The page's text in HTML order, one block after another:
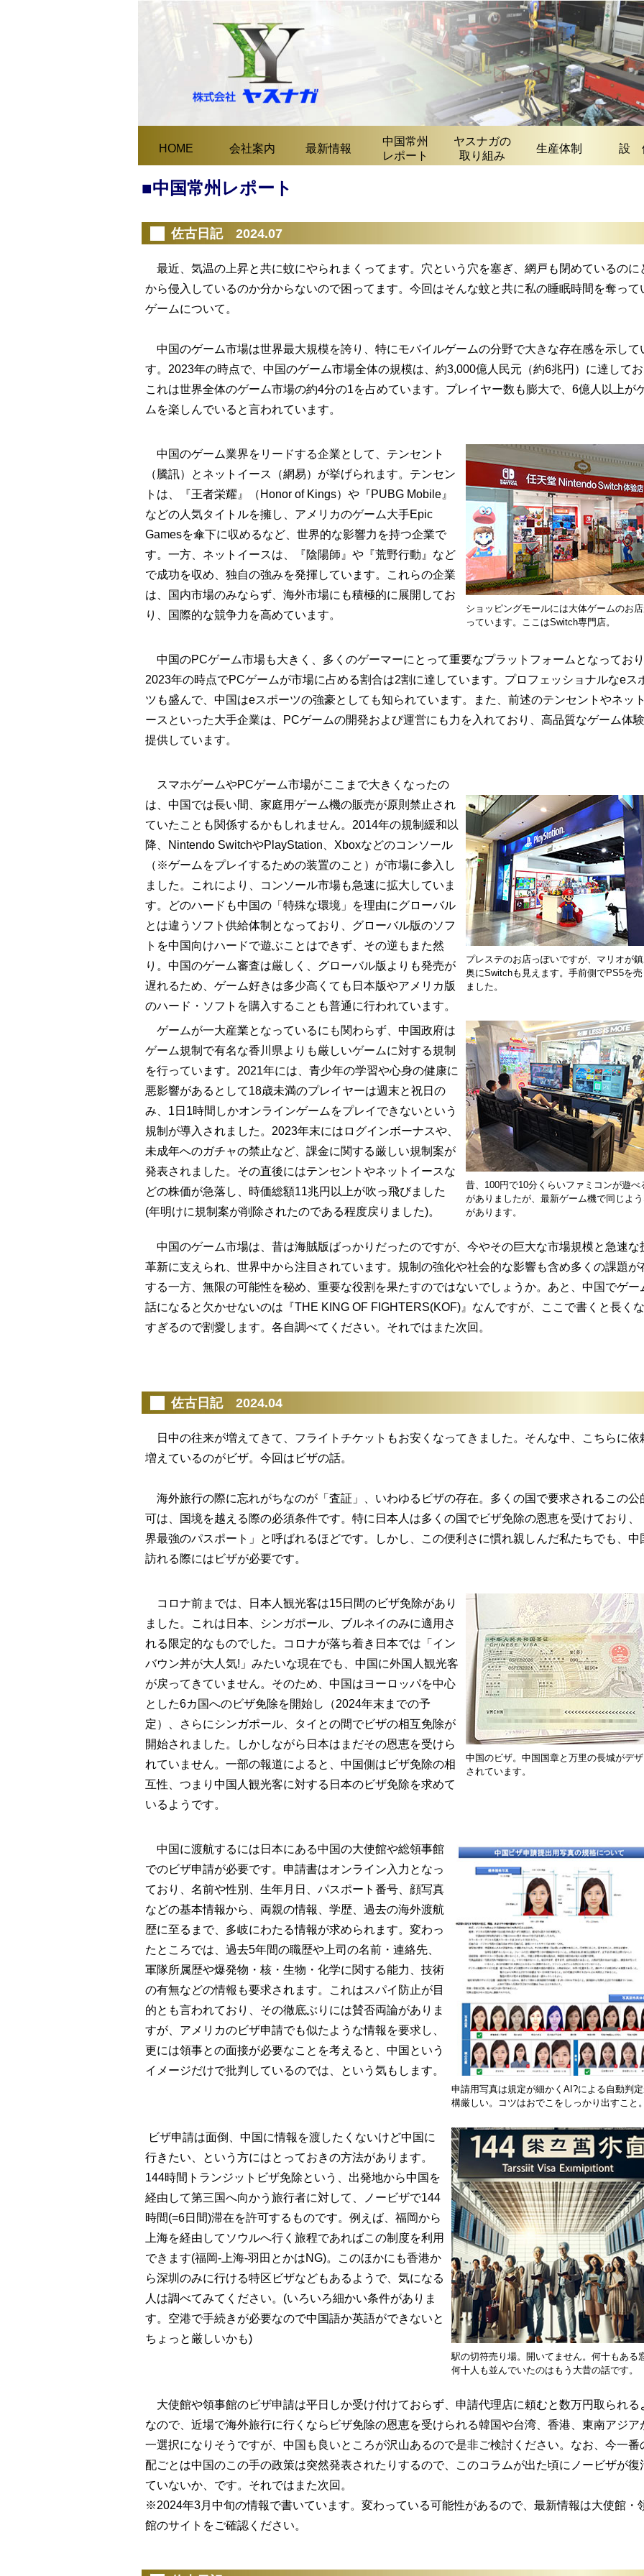
HOME 会社案内 最新情報
中国常州
レポート
ヤスナガの
取り組み
生産体制 設
■中国常州レポート
佐古日記 2024.07
最近、気温の上昇と共に蚊にやられまくってます。穴という穴を塞ぎ、網戸も閉めているのに
から侵入しているのか分からないので困ってます。今回はそんな蚊と共に私の睡眠時間を奪って
ゲームについて。
中国のゲーム市場は世界最大規模を誇り、特にモバイルゲームの分野で大きな存在感を示して
す。2023年の時点で、中国のゲーム市場全体の規模は、約3,000億人民元（約6兆円）に達して
これは世界全体のゲーム市場の約4分の1を占めています。プレイヤー数も膨大で、6億人以上が
ムを楽しんでいると言われています。
中国のゲーム業界をリードする企業として、テンセント
（騰訊）とネットイース（網易）が挙げられます。テンセン
トは、『王者栄耀』（Honor of Kings）や『PUBG Mobile』
などの人気タイトルを擁し、アメリカのゲーム大手Epic
Gamesを傘下に収めるなど、世界的な影響力を持つ企業で
す。一方、ネットイースは、『陰陽師』や『荒野行動』など
で成功を収め、独自の強みを発揮しています。これらの企業
は、国内市場のみならず、海外市場にも積極的に展開してお
り、国際的な競争力を高めています。
ショッピングモールには大体ゲームのお
っています。ここはSwitch専門店。
中国のPCゲーム市場も大きく、多くのゲーマーにとって重要なプラットフォームとなってお
2023年の時点でPCゲームが市場に占める割合は2割に達しています。プロフェッショナルなeス
ツも盛んで、中国はeスポーツの強豪としても知られています。また、前述のテンセントやネッ
ースといった大手企業は、PCゲームの開発および運営にも力を入れており、高品質なゲーム体
提供しています。
スマホゲームやPCゲーム市場がここまで大きくなったの
は、中国では長い間、家庭用ゲーム機の販売が原則禁止され
ていたことも関係するかもしれません。2014年の規制緩和以
降、Nintendo SwitchやPlayStation、Xboxなどのコンソール
（※ゲームをプレイするための装置のこと）が市場に参入し
ました。これにより、コンソール市場も急速に拡大していま
す。どのハードも中国の「特殊な環境」を理由にグローバル
とは違うソフト供給体制となっており、グローバル版のソフ
トを中国向けハードで遊ぶことはできず、その逆もまた然
り。中国のゲーム審査は厳しく、グローバル版よりも発売が
遅れるため、ゲーム好きは多少高くても日本版やアメリカ版
のハード・ソフトを購入することも普通に行われています。
プレステのお店っぽいですが、マリオが
奥にSwitchも見えます。手前側でPS5を
ました。
ゲームが一大産業となっているにも関わらず、中国政府は
ゲーム規制で有名な香川県よりも厳しいゲームに対する規制
を行っています。2021年には、青少年の学習や心身の健康に
悪影響があるとして18歳未満のプレイヤーは週末と祝日の
み、1日1時間しかオンラインゲームをプレイできないという
規制が導入されました。2023年末にはログインボーナスや、
未成年へのガチャの禁止など、課金に関する厳しい規制案が
発表されました。その直後にはテンセントやネットイースな
どの株価が急落し、時価総額11兆円以上が吹っ飛びました
(年明けに規制案が削除されたのである程度戻りました)。
昔、100円で10分くらいファミコンが遊べ
がありましたが、最新ゲーム機で同じよ
があります。
中国のゲーム市場は、昔は海賊版ばっかりだったのですが、今やその巨大な市場規模と急速な
革新に支えられ、世界中から注目されています。規制の強化や社会的な影響も含め多くの課題が
する一方、無限の可能性を秘め、重要な役割を果たすのではないでしょうか。あと、中国でゲー
話になると欠かせないのは『THE KING OF FIGHTERS(KOF)』なんですが、ここで書くと長く
すぎるので割愛します。各自調べてください。それではまた次回。
佐古日記 2024.04
日中の往来が増えてきて、フライトチケットもお安くなってきました。そんな中、こちらに依
増えているのがビザ。今回はビザの話。
海外旅行の際に忘れがちなのが「査証」、いわゆるビザの存在。多くの国で要求されるこの公
可は、国境を越える際の必須条件です。特に日本人は多くの国でビザ免除の恩恵を受けており、
界最強のパスポート」と呼ばれるほどです。しかし、この便利さに慣れ親しんだ私たちでも、中
訪れる際にはビザが必要です。
コロナ前までは、日本人観光客は15日間のビザ免除があり
ました。これは日本、シンガポール、ブルネイのみに適用さ
れる限定的なものでした。コロナが落ち着き日本では「イン
バウン丼が大人気!」みたいな現在でも、中国に外国人観光客
が戻ってきていません。そのため、中国はヨーロッパを中心
とした6カ国へのビザ免除を開始し（2024年末までの予
定）、さらにシンガポール、タイとの間でビザの相互免除が
開始されました。しかしながら日本はまだその恩恵を受けら
れていません。一部の報道によると、中国側はビザ免除の相
互性、つまり中国人観光客に対する日本のビザ免除を求めて
いるようです。
中国のビザ。中国国章と万里の長城がデ
されています。
中国に渡航するには日本にある中国の大使館や総領事館
でのビザ申請が必要です。申請書はオンライン入力となっ
ており、名前や性別、生年月日、パスポート番号、顔写真
などの基本情報から、両親の情報、学歴、過去の海外渡航
歴に至るまで、多岐にわたる情報が求められます。変わっ
たところでは、過去5年間の職歴や上司の名前・連絡先、
軍隊所属歴や爆発物・核・生物・化学に関する能力、技術
の有無などの情報も要求されます。これはスパイ防止が目
的とも言われており、その徹底ぶりには賛否両論がありま
すが、アメリカのビザ申請でも似たような情報を要求し、
更には領事との面接が必要なことを考えると、中国という
イメージだけで批判しているのでは、という気もします。
申請用写真は規定が細かくAI?による自動判
構厳しい。コツはおでこをしっかり出すこと
ビザ申請は面倒、中国に情報を渡したくないけど中国に
行きたい、という方にはとっておきの方法があります。
144時間トランジットビザ免除という、出発地から中国を
経由して第三国へ向かう旅行者に対して、ノービザで144
時間(=6日間)滞在を許可するものです。例えば、福岡から
上海を経由してソウルへ行く旅程であればこの制度を利用
できます(福岡-上海-羽田とかはNG)。このほかにも香港か
ら深圳のみに行ける特区ビザなどもあるようで、気になる
人は調べてみてください。(いろいろ細かい条件がありま
す。空港で手続きが必要なので中国語か英語ができないと
ちょっと厳しいかも)
駅の切符売り場。開いてません。何十もある
何十人も並んでいたのはもう大昔の話です。
大使館や領事館のビザ申請は平日しか受け付けておらず、申請代理店に頼むと数万円取られる
なので、近場で海外旅行に行くならビザ免除の恩恵を受けられる韓国や台湾、香港、東南アジア
一選択になりそうですが、中国も良いところが沢山あるので是非ご検討ください。なお、今一番
配ごとは中国のこの手の政策は突然発表されたりするので、このコラムが出た頃にノービザが復
ていないか、です。それではまた次回。
※2024年3月中旬の情報で書いています。変わっている可能性があるので、最新情報は大使館・
館のサイトをご確認ください。